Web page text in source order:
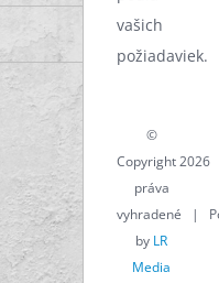
vašich
požiadaviek.
©
Copyright2026
práva
vyhradené |
by LR
Media